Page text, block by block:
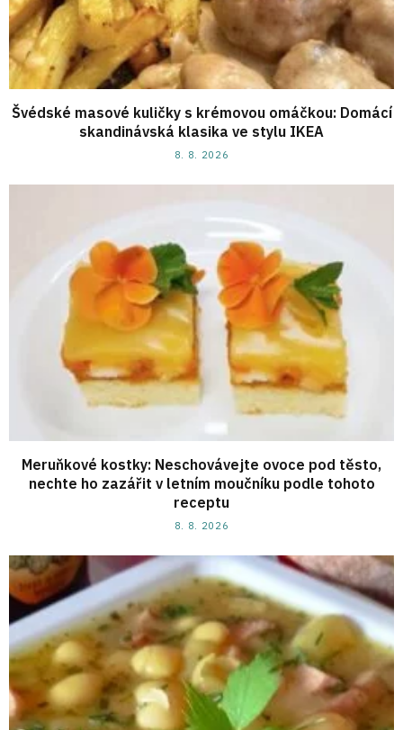
Švédské masové kuličky s krémovou omáčkou: Domácí
skandinávská klasika ve stylu IKEA
8. 8. 2026
Meruňkové kostky: Neschovávejte ovoce pod těsto,
nechte ho zazářit v letním moučníku podle tohoto
receptu
8. 8. 2026